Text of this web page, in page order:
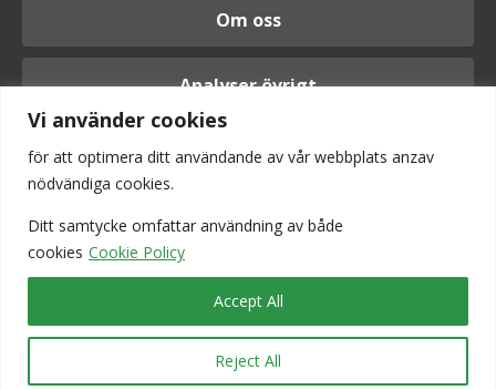
Vi använder cookies
för att optimera ditt användande av vår webbplats anzav
nödvändiga cookies.
Ditt samtycke omfattar användning av både
cookies Cookie Policy
Reject All
Accept All
Om oss
Analyser övrigt
Vi är anslutna till Srf konsulterna